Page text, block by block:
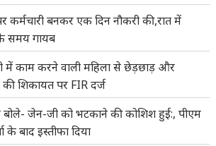
कर्मचारी बनकर एक दिन नौकरी की,रात में
गायब
में काम करने वाली महिला से छेड़छाड़ और
शिकायत पर FIR दर्ज
बोले- जेन-जी को भटकाने की कोशिश हुई:, पीएम
के बाद इस्तीफा दिया